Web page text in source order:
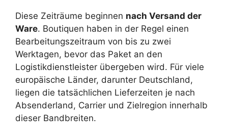
Diese Zeiträume beginnen nach Versand der
Ware. Boutiquen haben in der Regel einen
Bearbeitungszeitraum von bis zu zwei
Werktagen, bevor das Paket an den
Logistikdienstleister übergeben wird. Für viele
europäische Länder, darunter Deutschland,
liegen die tatsächlichen Lieferzeiten je nach
Absenderland, Carrier und Zielregion innerhalb
dieser Bandbreiten.